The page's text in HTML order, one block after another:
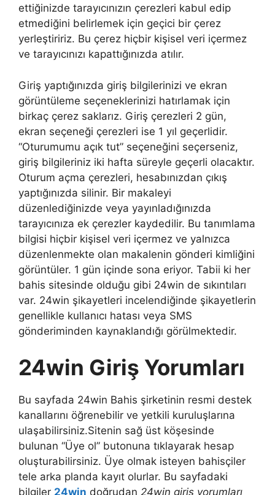
ettiğinizde tarayıcınızın çerezleri kabul edip
etmediğini belirlemek için geçici bir çerez
yerleştiririz. Bu çerez hiçbir kişisel veri içermez
ve tarayıcınızı kapattığınızda atılır.
Giriş yaptığınızda giriş bilgilerinizi ve ekran
görüntüleme seçeneklerinizi hatırlamak için
birkaç çerez saklarız. Giriş çerezleri 2 gün,
ekran seçeneği çerezleri ise 1 yıl geçerlidir.
“Oturumumu açık tut” seçeneğini seçerseniz,
giriş bilgileriniz iki hafta süreyle geçerli olacaktır.
Oturum açma çerezleri, hesabınızdan çıkış
yaptığınızda silinir. Bir makaleyi
düzenlediğinizde veya yayınladığınızda
tarayıcınıza ek çerezler kaydedilir. Bu tanımlama
bilgisi hiçbir kişisel veri içermez ve yalnızca
düzenlenmekte olan makalenin gönderi kimliğini
görüntüler. 1 gün içinde sona eriyor. Tabii ki her
bahis sitesinde olduğu gibi 24win de sıkıntıları
var. 24win şikayetleri incelendiğinde şikayetlerin
genellikle kullanıcı hatası veya SMS
gönderiminden kaynaklandığı görülmektedir.
24win Giriş Yorumları
Bu sayfada 24win Bahis şirketinin resmi destek
kanallarını öğrenebilir ve yetkili kuruluşlarına
ulaşabilirsiniz.Sitenin sağ üst köşesinde
bulunan “Üye ol” butonuna tıklayarak hesap
oluşturabilirsiniz. Üye olmak isteyen bahisçiler
tele arka planda kayıt olurlar. Bu sayfadaki
bilgiler 24win doğrudan 24win giriş yorumları